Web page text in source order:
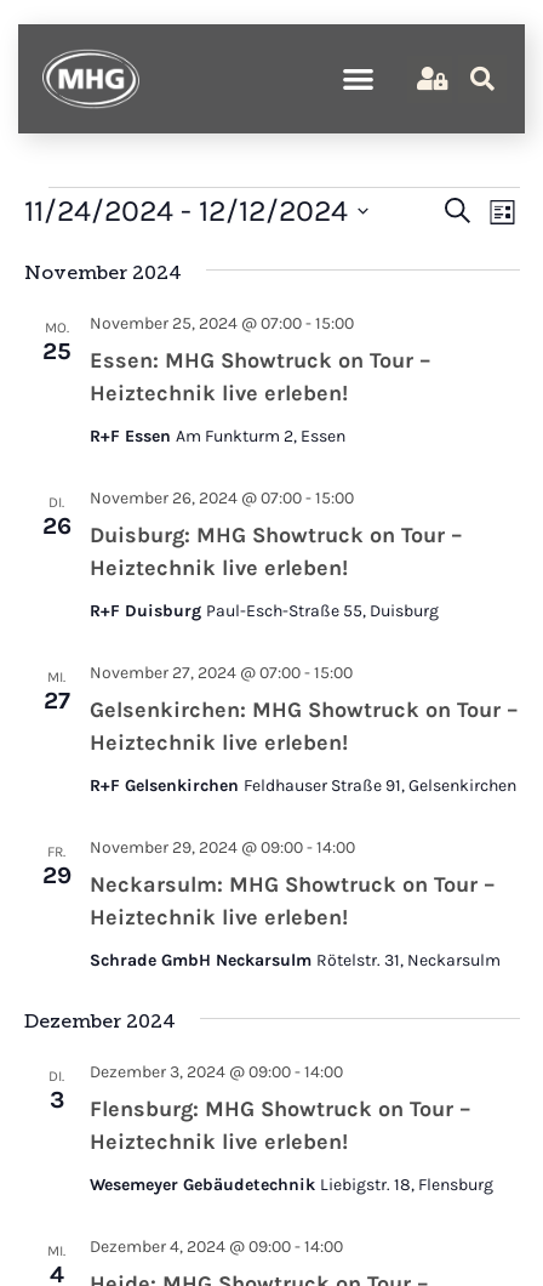
und
SucheListe
11/24/2024 - 12/12/2024
wählen.
November 2024
MO.
25
Essen: MHG Showtruck on Tour –
Heiztechnik live erleben!
November 25, 2024 @ 07:00-15:00
R+F Essen Am Funkturm 2, Essen
DI.
26
Duisburg: MHG Showtruck on Tour –
Heiztechnik live erleben!
November 26, 2024 @ 07:00-15:00
R+F Duisburg Paul-Esch-Straße 55, Duisburg
MI.
27
Gelsenkirchen: MHG Showtruck on Tour –
Heiztechnik live erleben!
November 27, 2024 @ 07:00-15:00
R+F Gelsenkirchen Feldhauser Straße 91, Gelsenkirchen
FR.
29
Neckarsulm: MHG Showtruck on Tour –
Heiztechnik live erleben!
November 29, 2024 @ 09:00-14:00
Schrade GmbH Neckarsulm Rötelstr. 31, Neckarsulm
Dezember 2024
DI.
3
Flensburg: MHG Showtruck on Tour –
Heiztechnik live erleben!
Dezember 3, 2024 @ 09:00-14:00
Wesemeyer Gebäudetechnik Liebigstr. 18, Flensburg
MI.
4
Dezember 4, 2024 @ 09:00-14:00